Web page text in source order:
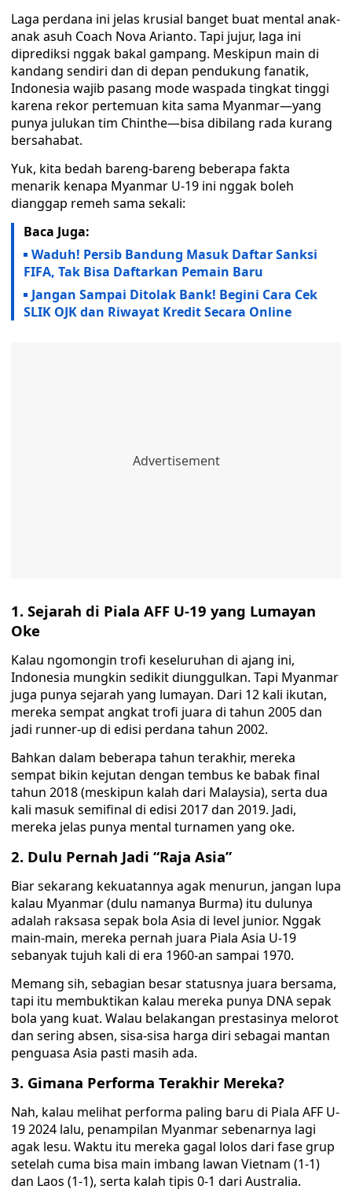
Laga perdana ini jelas krusial banget buat mental anak-
anak asuh Coach Nova Arianto. Tapi jujur, laga ini
diprediksi nggak bakal gampang. Meskipun main di
kandang sendiri dan di depan pendukung fanatik,
Indonesia wajib pasang mode waspada tingkat tinggi
karena rekor pertemuan kita sama Myanmar—yang
punya julukan tim Chinthe—bisa dibilang rada kurang
bersahabat.
Yuk, kita bedah bareng-bareng beberapa fakta
menarik kenapa Myanmar U-19 ini nggak boleh
dianggap remeh sama sekali:
Baca Juga:
Waduh! Persib Bandung Masuk Daftar Sanksi
FIFA, Tak Bisa Daftarkan Pemain Baru
Jangan Sampai Ditolak Bank! Begini Cara Cek
SLIK OJK dan Riwayat Kredit Secara Online
1. Sejarah di Piala AFF U-19 yang Lumayan
Oke
Kalau ngomongin trofi keseluruhan di ajang ini,
Indonesia mungkin sedikit diunggulkan. Tapi Myanmar
juga punya sejarah yang lumayan. Dari 12 kali ikutan,
mereka sempat angkat trofi juara di tahun 2005 dan
jadi runner-up di edisi perdana tahun 2002.
Bahkan dalam beberapa tahun terakhir, mereka
sempat bikin kejutan dengan tembus ke babak final
tahun 2018 (meskipun kalah dari Malaysia), serta dua
kali masuk semifinal di edisi 2017 dan 2019. Jadi,
mereka jelas punya mental turnamen yang oke.
2. Dulu Pernah Jadi “Raja Asia”
Biar sekarang kekuatannya agak menurun, jangan lupa
kalau Myanmar (dulu namanya Burma) itu dulunya
adalah raksasa sepak bola Asia di level junior. Nggak
main-main, mereka pernah juara Piala Asia U-19
sebanyak tujuh kali di era 1960-an sampai 1970.
Memang sih, sebagian besar statusnya juara bersama,
tapi itu membuktikan kalau mereka punya DNA sepak
bola yang kuat. Walau belakangan prestasinya melorot
dan sering absen, sisa-sisa harga diri sebagai mantan
penguasa Asia pasti masih ada.
3. Gimana Performa Terakhir Mereka?
Nah, kalau melihat performa paling baru di Piala AFF U-
19 2024 lalu, penampilan Myanmar sebenarnya lagi
agak lesu. Waktu itu mereka gagal lolos dari fase grup
setelah cuma bisa main imbang lawan Vietnam (1-1)
dan Laos (1-1), serta kalah tipis 0-1 dari Australia.